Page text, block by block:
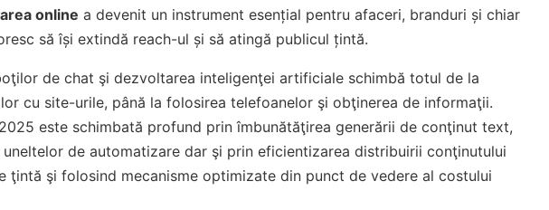
online a devenit un instrument esențial pentru afaceri, branduri și chiar
să își extindă reach-ul și să atingă publicul țintă.
de chat şi dezvoltarea inteligenţei artificiale schimbă totul de la
cu site-urile, până la folosirea telefoanelor şi obţinerea de informaţii.
este schimbată profund prin îmbunătăţirea generării de conţinut text,
de automatizare dar şi prin eficientizarea distribuirii conţinutului
ţintă şi folosind mecanisme optimizate din punct de vedere al costului